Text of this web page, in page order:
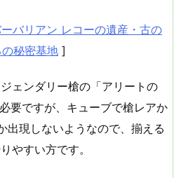
バリアン レコーの遺産・古の
秘密基地 ]
ェンダリー槍の「アリートの
要ですが、キューブで槍レアか
出現しないようなので、揃える
やすい方です。